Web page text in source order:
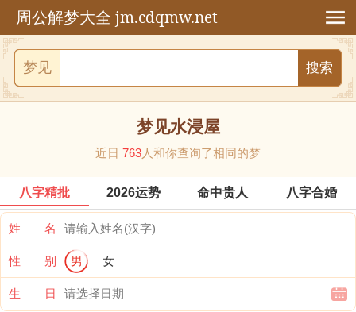
周公解梦大全 jm.cdqmw.net
梦见
梦见水浸屋
近日 763人和你查询了相同的梦
八字精批 2026运势 命中贵人 八字合婚
姓 名
性 别 男 女
生 日